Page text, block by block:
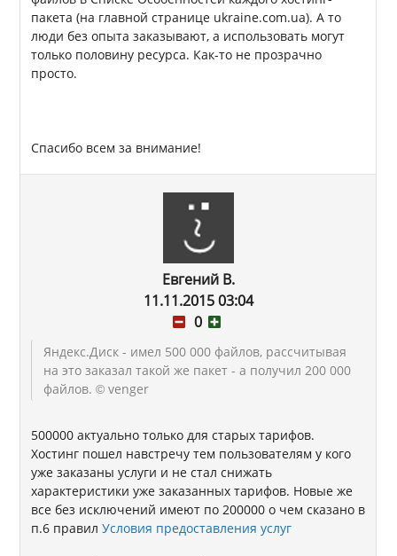
пакета (на главной странице ukraine.com.ua). А то
люди без опыта заказывают, а использовать могут
только половину ресурса. Как-то не прозрачно
просто.
Спасибо всем за внимание!
Евгений В.
11.11.2015 03:04
0
Яндекс.Диск - имел 500 000 файлов, рассчитывая
на это заказал такой же пакет - а получил 200 000
файлов.© venger
500000 актуально только для старых тарифов.
Хостинг пошел навстречу тем пользователям у кого
уже заказаны услуги и не стал снижать
характеристики уже заказанных тарифов. Новые же
все без исключений имеют по 200000 о чем сказано в
п.6 правилУсловия предоставления услуг